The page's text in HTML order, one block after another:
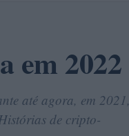
em 2022
até agora, em 2021,
de cripto-